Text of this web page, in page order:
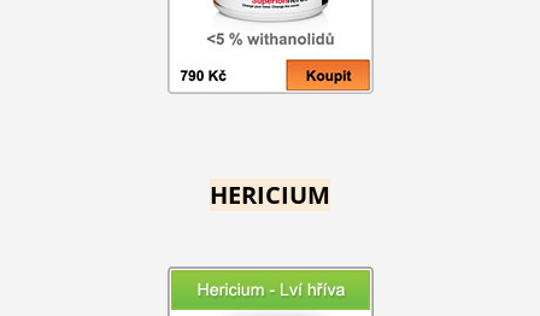
HERICIUM